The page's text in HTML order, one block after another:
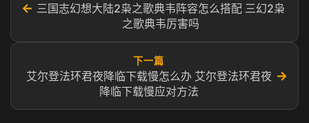
← 三国志幻想大陆2枭之歌典韦阵容怎么搭配 三幻2枭
之歌典韦厉害吗
下一篇
艾尔登法环君夜降临下载慢怎么办 艾尔登法环君夜
降临下载慢应对方法
→